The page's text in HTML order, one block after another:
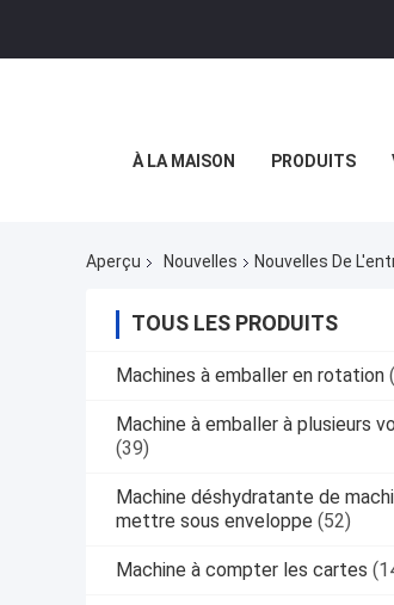
À LA MAISON PRODUITS
Aperçu Nouvelles Nouvelles De
TOUS LES PRODUITS
Machines à emballer en rotation
Machine à emballer à plusieurs
(39)
Machine déshydratante de
mettre sous enveloppe (52)
Machine à compter les cartes